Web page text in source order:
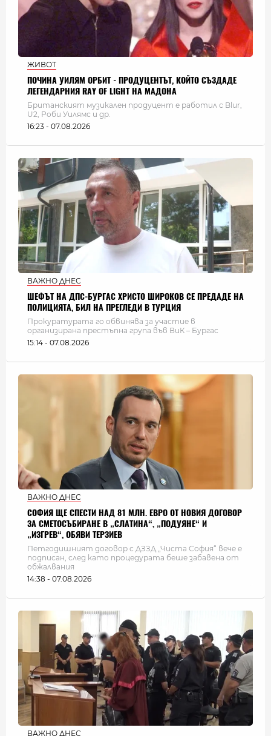
ЖИВОТ
ПОЧИНА УИЛЯМ ОРБИТ - ПРОДУЦЕНТЪТ, КОЙТО СЪЗДАДЕ
ЛЕГЕНДАРНИЯ RAY OF LIGHT НА МАДОНА
Британският музикален продуцент е работил с Blur,
U2, Роби Уилямс и др.
16:23 - 07.08.2026
ВАЖНО ДНЕС
ШЕФЪТ НА ДПС-БУРГАС ХРИСТО ШИРОКОВ СЕ ПРЕДАДЕ НА
ПОЛИЦИЯТА, БИЛ НА ПРЕГЛЕДИ В ТУРЦИЯ
Прокуратурата го обвинява за участие в
организирана престъпна група във ВиК – Бургас
15:14 - 07.08.2026
ВАЖНО ДНЕС
СОФИЯ ЩЕ СПЕСТИ НАД 81 МЛН. ЕВРО ОТ НОВИЯ ДОГОВОР
ЗА СМЕТОСЪБИРАНЕ В „СЛАТИНА“, „ПОДУЯНЕ“ И
„ИЗГРЕВ“, ОБЯВИ ТЕРЗИЕВ
Петгодишният договор с ДЗЗД „Чиста София“ вече е
подписан, след като процедурата беше забавена от
обжалвания
14:38 - 07.08.2026
ВАЖНО ДНЕС